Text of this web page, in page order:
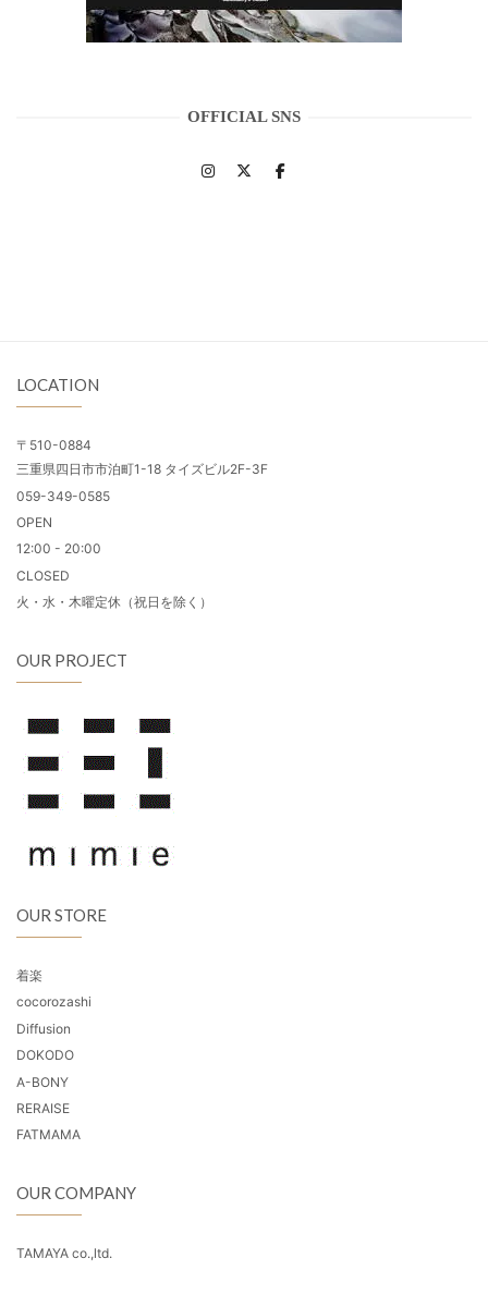
OFFICIAL SNS
LOCATION
〒510-0884
三重県四日市市泊町1-18 タイズビル2F-3F
059-349-0585
OPEN
12:00 - 20:00
CLOSED
火・水・木曜定休（祝日を除く）
OUR PROJECT
OUR STORE
着楽
cocorozashi
Diffusion
DOKODO
A-BONY
RERAISE
FATMAMA
OUR COMPANY
TAMAYA co.,ltd.